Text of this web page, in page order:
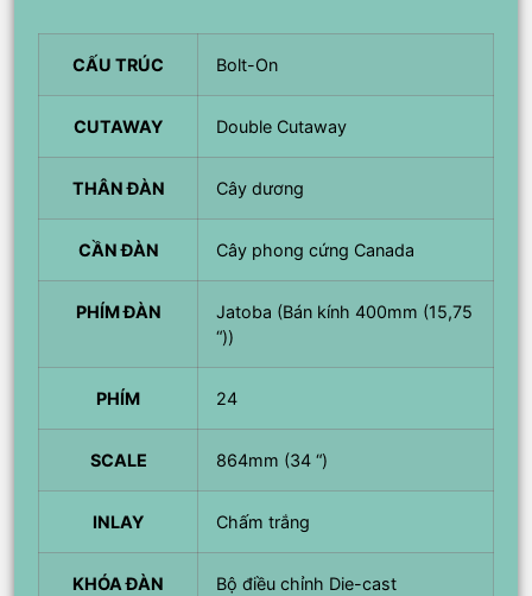
CẤU TRÚC Bolt-On
CUTAWAY Double Cutaway
THÂN ĐÀN Cây dương
CẦN ĐÀN Cây phong cứng Canada
PHÍM ĐÀN
Jatoba (Bán kính 400mm (15,75
“))
PHÍM 24
SCALE 864mm (34 “)
INLAY Chấm trắng
KHÓA ĐÀN Bộ điều chỉnh Die-cast